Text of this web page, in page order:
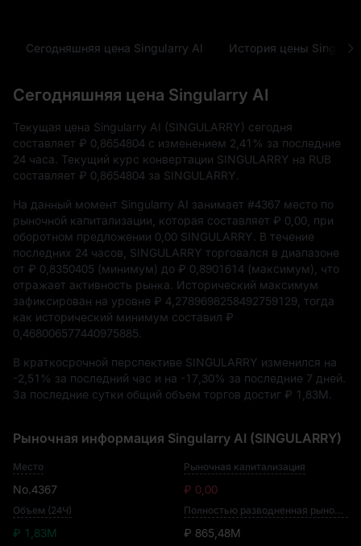
Сегодняшняя цена Singularry AI История цены
Сегодняшняя цена Singularry AI
Текущая цена Singularry AI (SINGULARRY) сегодня
составляет ₽ 0,8654804 с изменением 2,41% за последние
24 часа. Текущий курс конвертации SINGULARRY на RUB
составляет ₽ 0,8654804 за SINGULARRY.
На данный момент Singularry AI занимает #4367 место по
рыночной капитализации, которая составляет ₽ 0,00 , при
оборотном предложении 0,00 SINGULARRY . В течение
последних 24 часов, SINGULARRY торговался в диапазоне
от ₽ 0,8350405 (минимум) до ₽ 0,8901614 (максимум), что
отражает активность рынка. Исторический максимум
зафиксирован на уровне ₽ 4,2789698258492759129 , тогда
как исторический минимум составил ₽
0,468006577440975885
В краткосрочной перспективе SINGULARRY изменился на
-2,51% за последний час и на -17,30% за последние 7 дней.
За последние сутки общий объем торгов достиг ₽ 1,83M
Рыночная информация Singularry AI (SINGULARRY)
Место
No.4367
Рыночная капитализация
₽ 0,00
Объем (24Ч)
₽ 1,83M
Полностью разводненная рыночная капитализация
₽ 865,48M